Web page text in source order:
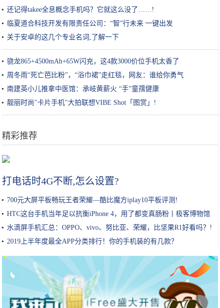
还记得takee全息概念手机吗？它就这么没了……!
临夏道合科技开发有限责任公司：“智”行未来 一键出发
关于安卓的这几个专业名词,了解一下
骁龙865+4500mAh+65W闪充，这4款3000价位手机太香了
周冬雨“死亡芭比粉”，“浴巾裙”走红毯，网友：谁给你勇气
南建英小儿推拿中医馆：承岐黄薪火 “手”童孺健康
靓丽时尚"卡片手机"大拍联想VIBE Shot「图赏」!
精彩推荐
打电话时4G不断,怎么设置?
700元大屏平板畅玩王者荣耀—酷比魔方iplay10平板评测!
HTC这台手机当年足以抗衡iPhone 4，用了都变真肠粉丨极客博物馆
水滴屏手机汇总：OPPO、vivo、努比亚、荣耀，比坚果R1好看吗？!
2019上半年度最全APP分类排行！你的手机装的有几款？